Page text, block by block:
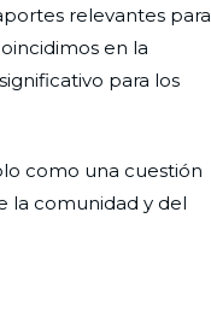
relevantes para
en la
para los
como una cuestión
la comunidad y del